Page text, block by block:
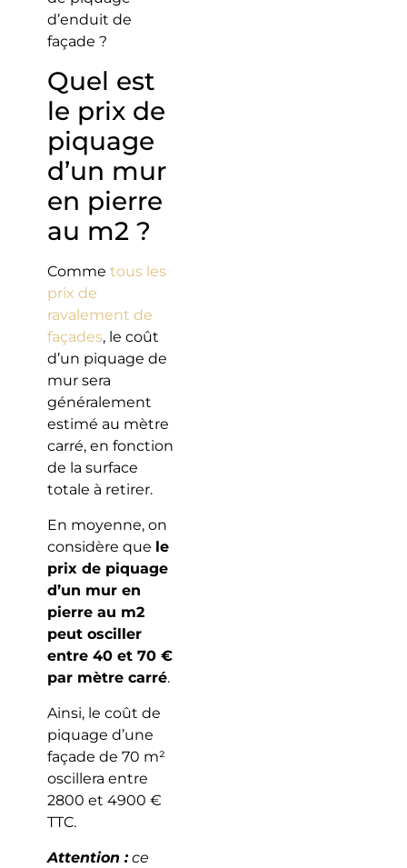
d’enduit de
façade ?
Quel est
le prix de
piquage
d’un mur
en pierre
au m2 ?
Comme tous les
prix de
ravalement de
façades, le coût
d’un piquage de
mur sera
généralement
estimé au mètre
carré, en fonction
de la surface
totale à retirer.
En moyenne, on
considère que le
prix de piquage
d’un mur en
pierre au m2
peut osciller
entre 40 et 70 €
par mètre carré.
Ainsi, le coût de
piquage d’une
façade de 70 m²
oscillera entre
2800 et 4900 €
TTC.
Attention :ce